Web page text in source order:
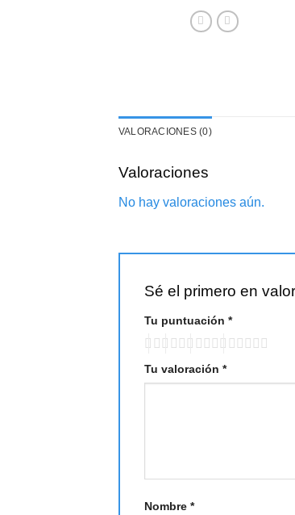
VALORACIONES (0)
Valoraciones
No hay valoraciones aún.
Sé el primero en
Tu puntuación *
Tu valoración *
Nombre *